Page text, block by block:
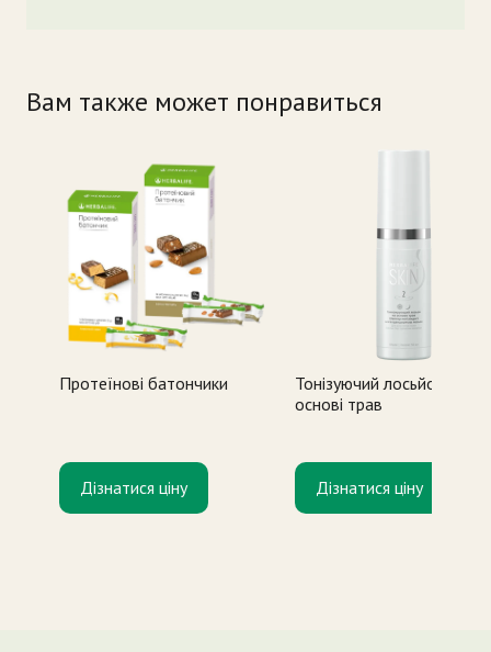
Вам также может понравиться
Протеїнові батончики
Дізнатися ціну
Тонізуючий лосьйон на
основі трав
Дізнатися ціну